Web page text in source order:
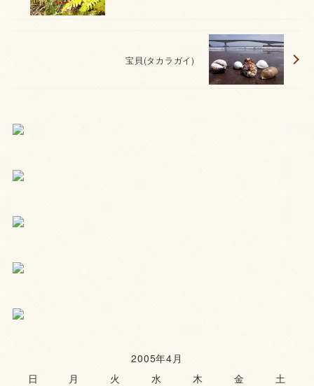
宝貝(タカラガイ)
2005年4月
日
月 火 水 木 金
土